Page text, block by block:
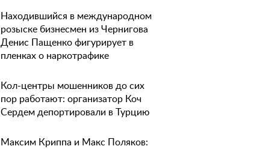
Находившийся в международном
розыске бизнесмен из Чернигова
Денис Пащенко фигурирует в
пленках о наркотрафике
Кол-центры мошенников до сих
пор работают: организатор Коч
Сердем депортировали в Турцию
Максим Криппа и Макс Поляков: